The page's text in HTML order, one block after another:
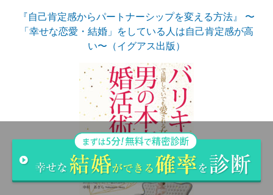
『自己肯定感からパートナーシップを変える方法』 〜
「幸せな恋愛・結婚」をしている人は自己肯定感が高
い〜（イグアス出版）